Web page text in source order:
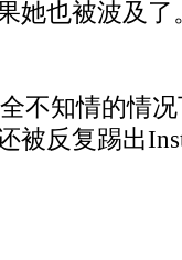
她也被波及了
不知情的情
被反复踢出